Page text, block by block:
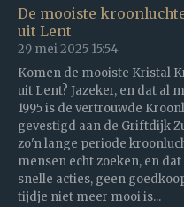
De mooiste
uit Lent
29 mei 2025 15:54
Komen de mooiste Kristal
uit Lent? Jazeker, en dat al
1995 is de vertrouwde
gevestigd aan de Griftdijk
zo'n lange periode
mensen echt zoeken, en
snelle acties, geen
tijdje niet meer mooi is...